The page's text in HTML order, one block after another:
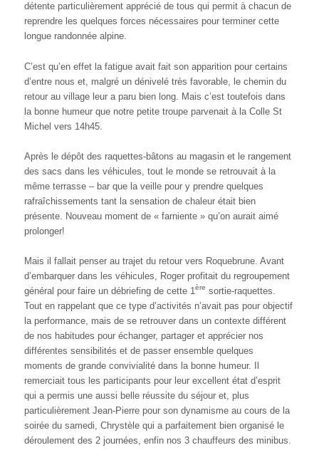
détente particulièrement apprécié de tous qui permit à chacun de
reprendre les quelques forces nécessaires pour terminer cette
longue randonnée alpine.
C’est qu’en effet la fatigue avait fait son apparition pour certains
d’entre nous et, malgré un dénivelé très favorable, le chemin du
retour au village leur a paru bien long. Mais c’est toutefois dans
la bonne humeur que notre petite troupe parvenait à la Colle St
Michel vers 14h45.
Après le dépôt des raquettes-bâtons au magasin et le rangement
des sacs dans les véhicules, tout le monde se retrouvait à la
même terrasse – bar que la veille pour y prendre quelques
rafraîchissements tant la sensation de chaleur était bien
présente. Nouveau moment de « farniente » qu’on aurait aimé
prolonger!
Mais il fallait penser au trajet du retour vers Roquebrune. Avant
d’embarquer dans les véhicules, Roger profitait du regroupement
général pour faire un débriefing de cette 1ère sortie-raquettes.
Tout en rappelant que ce type d’activités n’avait pas pour objectif
la performance, mais de se retrouver dans un contexte différent
de nos habitudes pour échanger, partager et apprécier nos
différentes sensibilités et de passer ensemble quelques
moments de grande convivialité dans la bonne humeur. Il
remerciait tous les participants pour leur excellent état d’esprit
qui a permis une aussi belle réussite du séjour et, plus
particulièrement Jean-Pierre pour son dynamisme au cours de la
soirée du samedi, Chrystèle qui a parfaitement bien organisé le
déroulement des 2 journées, enfin nos 3 chauffeurs des minibus.